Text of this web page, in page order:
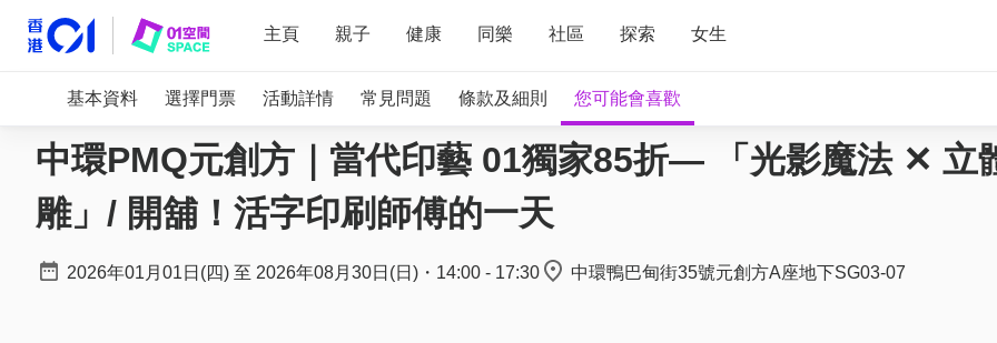
主頁 親子 健康 同樂 社區 探索 女生
基本資料 選擇門票 活動詳情 常見問題 條款及細則 您可能會喜歡
中環PMQ元創方｜當代印藝 01獨家85折— 「光影魔法 ✕ 立
雕」/ 開舖！活字印刷師傅的一天
2026年01月01日(四) 至 2026年08月30日(日) ・ 14:00 - 17:30 中環鴨巴甸街35號元創方A座地下SG03-07